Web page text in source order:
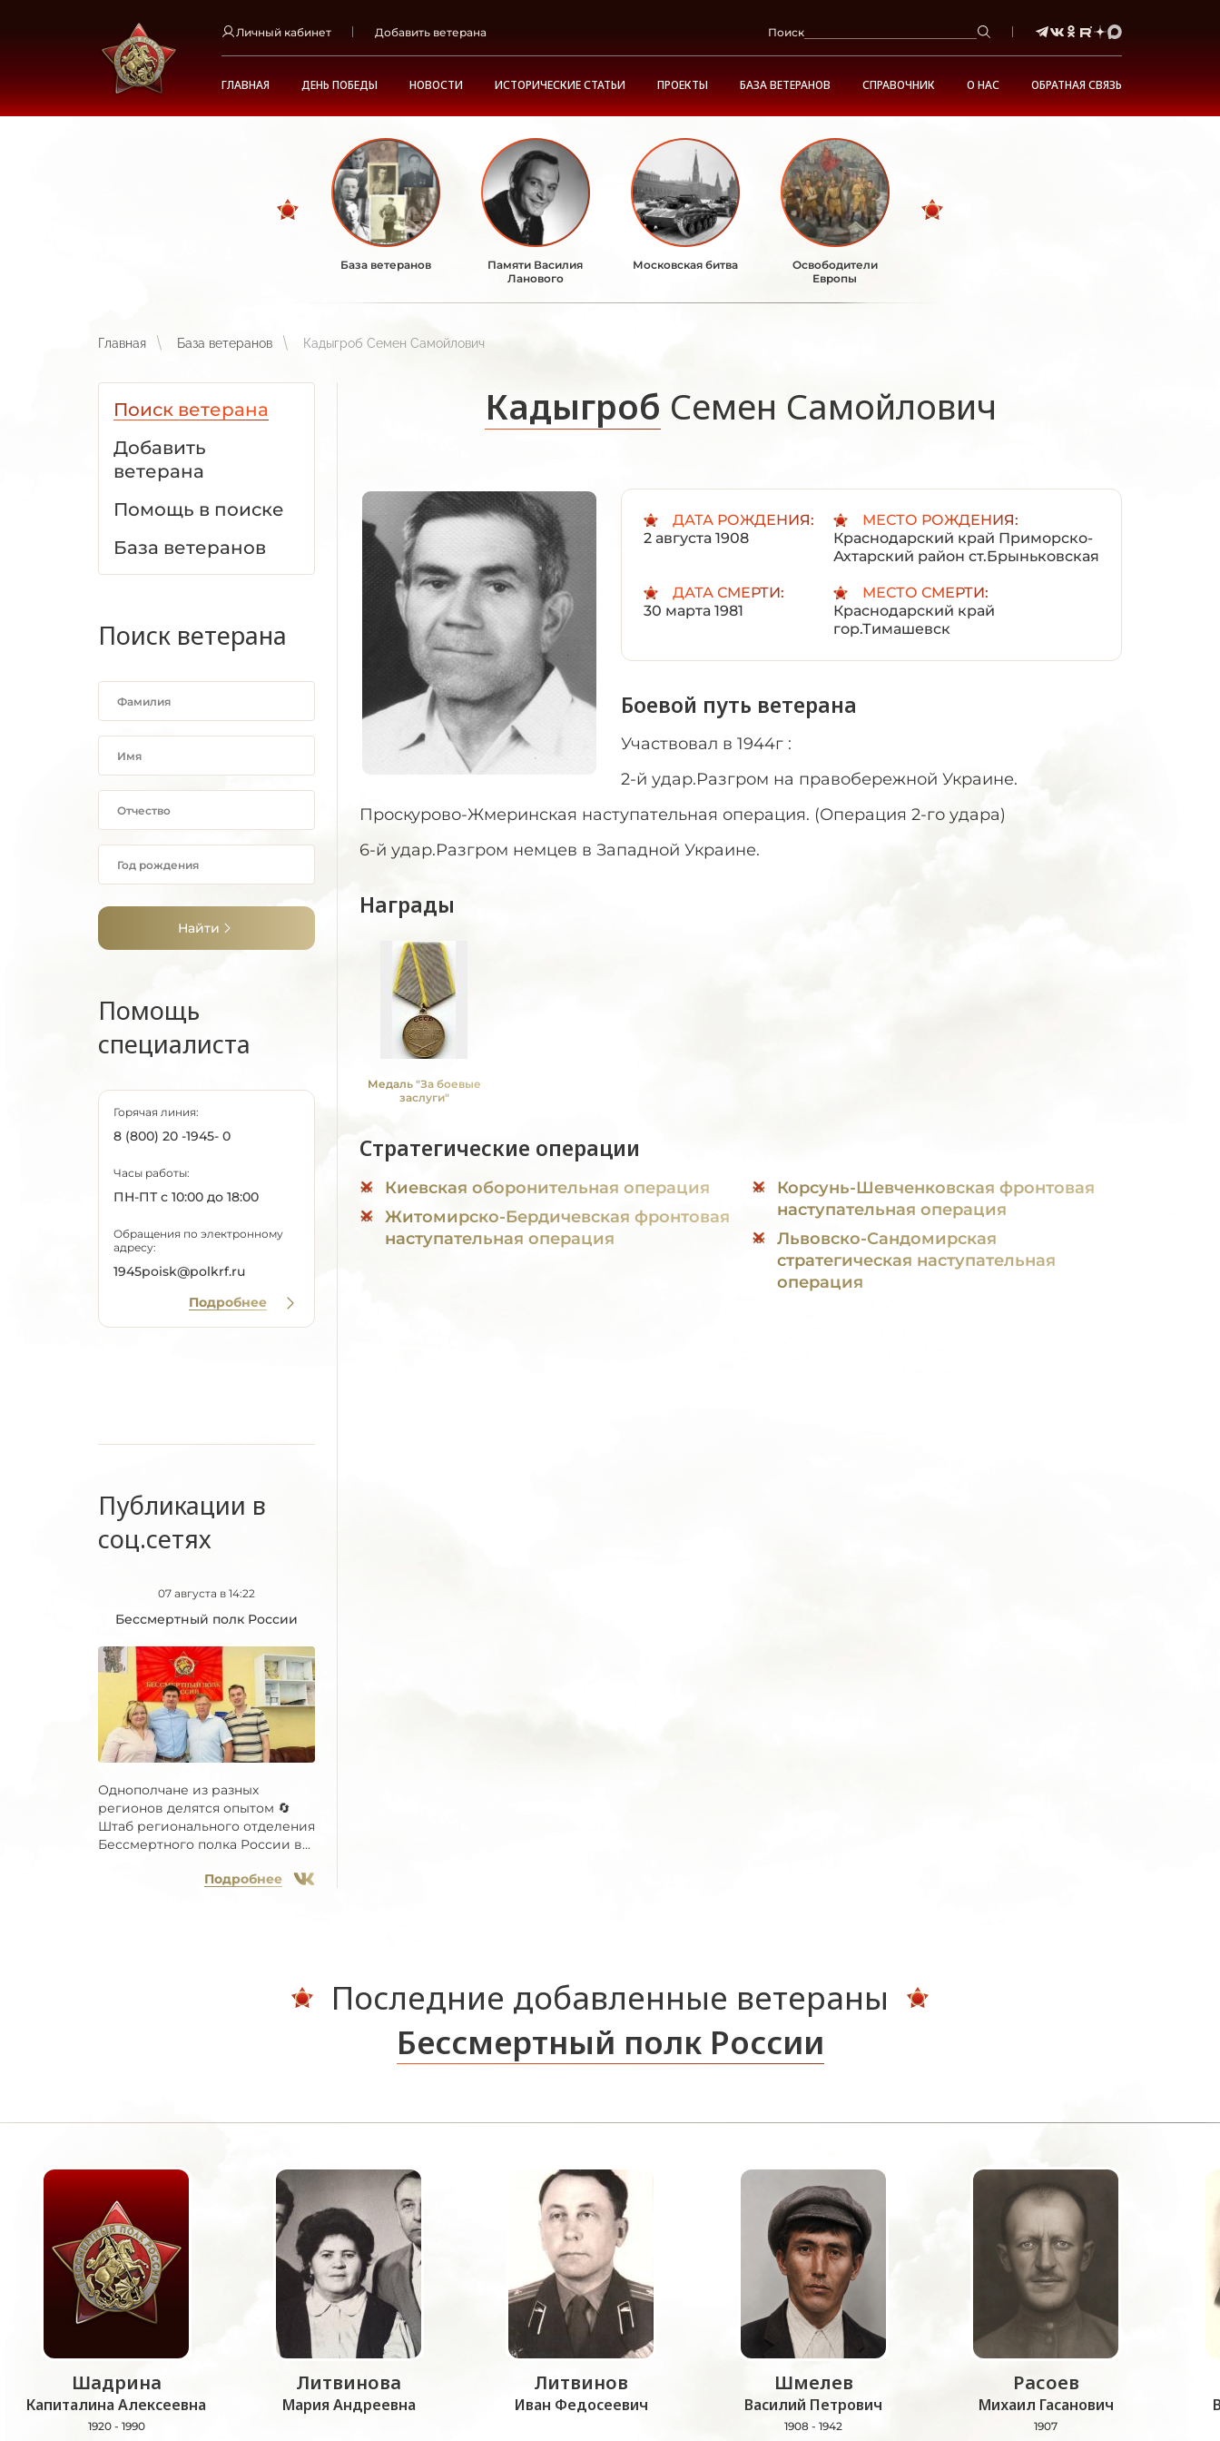
Личный кабинет Добавить ветерана Поиск
ГЛАВНАЯ ДЕНЬ ПОБЕДЫ НОВОСТИ ИСТОРИЧЕСКИЕ СТАТЬИ ПРОЕКТЫ БАЗА ВЕТЕРАНОВ СПРАВОЧНИК О НАС ОБРАТНАЯ СВЯЗЬ
База ветеранов
Памяти Василия
Ланового
Московская битва
Освободители
Европы
Главная База ветеранов Кадыгроб Семен Самойлович
Поиск ветерана
Добавить
ветерана
Помощь в поиске
База ветеранов
Поиск ветерана
Найти
Помощь
специалиста
Горячая линия:
8 (800) 20 -1945- 0
Часы работы:
ПН-ПТ с 10:00 до 18:00
Обращения по электронному
адресу:
1945poisk@polkrf.ru
Подробнее
Публикации в
соц.сетях
07 августа в 14:22
Бессмертный полк России
Однополчане из разных
регионов делятся опытом 🔄
Штаб регионального отделения
Бессмертного полка России в...
Подробнее
Кадыгроб Семен Самойлович
ДАТА РОЖДЕНИЯ:
2 августа 1908
МЕСТО РОЖДЕНИЯ:
Краснодарский край Приморско-
Ахтарский район ст.Брыньковская
ДАТА СМЕРТИ:
30 марта 1981
МЕСТО СМЕРТИ:
Краснодарский край
гор.Тимашевск
Боевой путь ветерана
Участвовал в 1944г :
2-й удар.Разгром на правобережной Украине.
Проскурово-Жмеринская наступательная операция. (Операция 2-го удара)
6-й удар.Разгром немцев в Западной Украине.
Награды
Медаль "За боевые
заслуги"
Стратегические операции
Киевская оборонительная операция
Житомирско-Бердичевская фронтовая
наступательная операция
Корсунь-Шевченковская фронтовая
наступательная операция
Львовско-Сандомирская
стратегическая наступательная
операция
Последние добавленные ветераны
Бессмертный полк России
Шадрина
Капиталина Алексеевна
1920 - 1990
Литвинова
Мария Андреевна
Литвинов
Иван Федосеевич
Шмелев
Василий Петрович
1908 - 1942
Расоев
Михаил Гасанович
1907